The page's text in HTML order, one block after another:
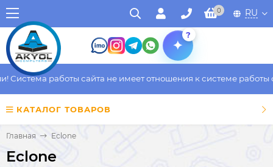
0 RU
?
работы сайта не имеет отношения к системе работы
КАТАЛОГ ТОВАРОВ
Главная Eclone
Eclone